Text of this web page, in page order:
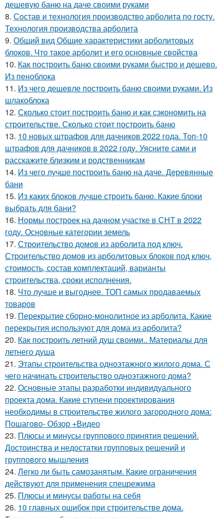
дешевую баню на даче своими руками
8. Состав и технология производство арболита по госту.
Технология производства арболита
9. Общий вид Общие характеристики арболитовых
блоков. Что такое арболит и его основные свойства
10. Как построить баню своими руками быстро и дешево.
Из пеноблока
11. Из чего дешевле построить баню своими руками. Из
шлакоблока
12. Сколько стоит построить баню и как сэкономить на
строительстве. Сколько стоит построить баню
13. 10 новых штрафов для дачников 2022 года. Топ-10
штрафов для дачников в 2022 году. Уясните сами и
расскажите близким и родственникам
14. Из чего лучше построить баню на даче. Деревянные
бани
15. Из каких блоков лучше строить баню. Какие блоки
выбрать для бани?
16. Нормы построек на дачном участке в СНТ в 2022
году. Основные категории земель
17. Строительство домов из арболита под ключ.
Строительство домов из арболитовых блоков под ключ,
стоимость, состав комплектаций, варианты
строительства, сроки исполнения.
18. Что лучше и выгоднее. ТОП самых продаваемых
товаров
19. Перекрытие сборно-монолитное из арболита. Какие
перекрытия используют для дома из арболита?
20. Как построить летний душ своими.. Материалы для
летнего душа
21. Этапы строительства одноэтажного жилого дома. С
чего начинать строительство одноэтажного дома?
22. Основные этапы разработки индивидуального
проекта дома. Какие ступени проектирования
необходимы в строительстве жилого загородного дома:
Пошагово- Обзор +Видео
23. Плюсы и минусы группового принятия решений.
Достоинства и недостатки групповых решений и
группового мышления
24. Легко ли быть самозанятым. Какие ограничения
действуют для применения спецрежима
25. Плюсы и минусы работы на себя
26. 10 главных ошибок при строительстве дома.